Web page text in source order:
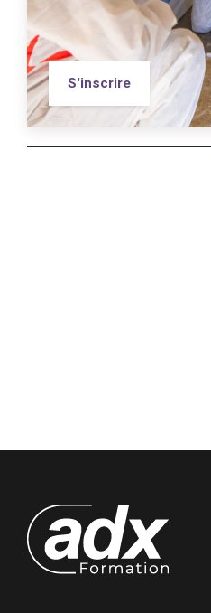
S'inscrire